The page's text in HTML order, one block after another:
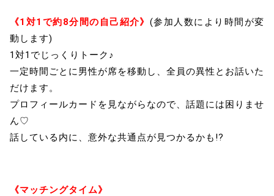
《1対1で約8分間の自己紹介》 (参加人数により時間が変
動します)
1対1でじっくりトーク♪
一定時間ごとに男性が席を移動し、全員の異性とお話いた
だけます。
プロフィールカードを見ながらなので、話題には困りませ
ん♡
話している内に、意外な共通点が見つかるかも!?
《マッチングタイム》